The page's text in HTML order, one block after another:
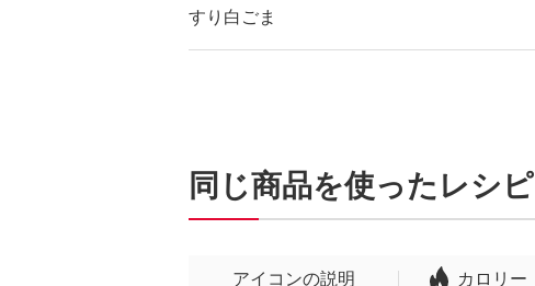
すり白ごま
同じ商品を使ったレシピ
アイコンの説明 カロリー